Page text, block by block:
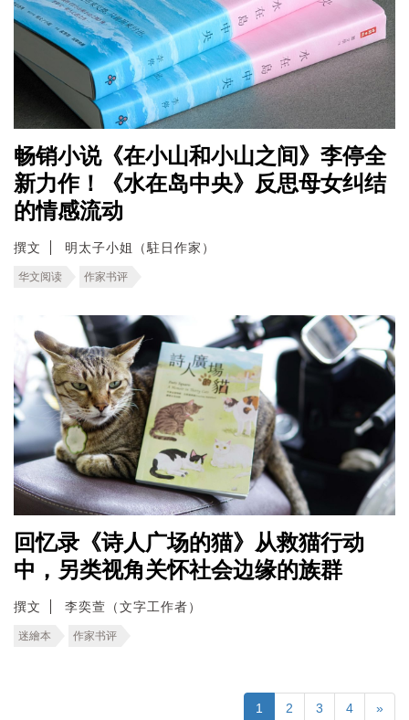
畅销小说《在小山和小山之间》李停全
新力作！《水在岛中央》反思母女纠结
的情感流动
撰文 明太子小姐（駐日作家）
华文阅读 作家书评
回忆录《诗人广场的猫》从救猫行动
中，另类视角关怀社会边缘的族群
撰文 李奕萱（文字工作者）
迷繪本 作家书评
1 2 3 4 »